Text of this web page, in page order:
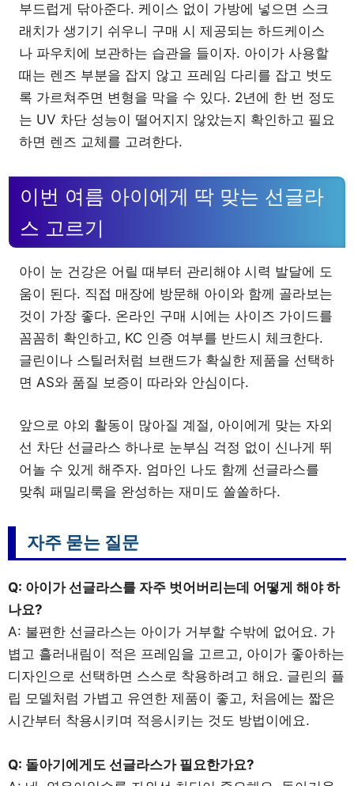
부드럽게 닦아준다. 케이스 없이 가방에 넣으면 스크
래치가 생기기 쉬우니 구매 시 제공되는 하드케이스
나 파우치에 보관하는 습관을 들이자. 아이가 사용할
때는 렌즈 부분을 잡지 않고 프레임 다리를 잡고 벗도
록 가르쳐주면 변형을 막을 수 있다. 2년에 한 번 정도
는 UV 차단 성능이 떨어지지 않았는지 확인하고 필요
하면 렌즈 교체를 고려한다.
이번 여름 아이에게 딱 맞는 선글라
스 고르기
아이 눈 건강은 어릴 때부터 관리해야 시력 발달에 도
움이 된다. 직접 매장에 방문해 아이와 함께 골라보는
것이 가장 좋다. 온라인 구매 시에는 사이즈 가이드를
꼼꼼히 확인하고, KC 인증 여부를 반드시 체크한다.
글린이나 스틸러처럼 브랜드가 확실한 제품을 선택하
면 AS와 품질 보증이 따라와 안심이다.
앞으로 야외 활동이 많아질 계절, 아이에게 맞는 자외
선 차단 선글라스 하나로 눈부심 걱정 없이 신나게 뛰
어놀 수 있게 해주자. 엄마인 나도 함께 선글라스를
맞춰 패밀리룩을 완성하는 재미도 쏠쏠하다.
자주 묻는 질문
Q: 아이가 선글라스를 자주 벗어버리는데 어떻게 해야 하
나요?
A: 불편한 선글라스는 아이가 거부할 수밖에 없어요. 가
볍고 흘러내림이 적은 프레임을 고르고, 아이가 좋아하는
디자인으로 선택하면 스스로 착용하려고 해요. 글린의 플
립 모델처럼 가볍고 유연한 제품이 좋고, 처음에는 짧은
시간부터 착용시키며 적응시키는 것도 방법이에요.
Q: 돌아기에게도 선글라스가 필요한가요?